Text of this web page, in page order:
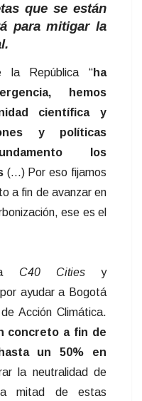
que se están
para mitigar la
la República “ha
hemos
científica y
y políticas
los
(...) Por eso fijamos
a fin de avanzar en
ese es el
a C40 Citiesy
por ayudar a Bogotá
Acción Climática.
concreto a fin de
un 50% en
la neutralidad de
mitad de estas